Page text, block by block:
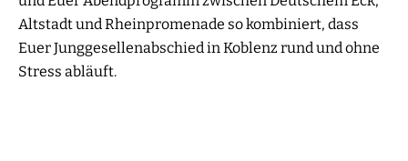
Altstadt und Rheinpromenade so kombiniert, dass
Euer Junggesellenabschied in Koblenz rund und ohne
Stress abläuft.